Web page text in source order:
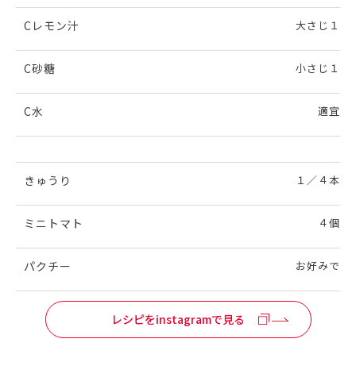
Cレモン汁 大さじ１
C砂糖 小さじ１
C水 適宜
きゅうり １／４本
ミニトマト ４個
パクチー お好みで
レシピをinstagramで見る